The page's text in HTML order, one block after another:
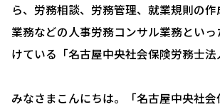
ら、労務相談、労務管理、就業規則の
業務などの人事労務コンサル業務とい
けている「名古屋中央社会保険労務士法
みなさまこんにちは。「名古屋中央社会